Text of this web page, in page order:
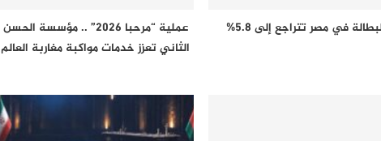
في مصر تتراجع إلى 5.8%
عملية “مرحبا 2026” .. مؤسسة الحسن
الثاني تعزز خدمات مواكبة مغاربة العالم